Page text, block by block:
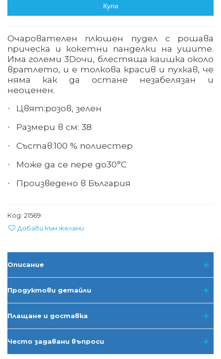
Купи
Очарователен плюшен пудел с рошава
прическа и кокетни панделки на ушите.
Има големи 3Dочи, блестяща каишка около
вратлето, и е толкова красив и пухкав, че
няма как да остане незабелязан и
неоценен.
· Цвят:розов, зелен
· Размери в см: 38
· Състав:100 % полиестер
· Може да се пере до30°С
· Произведено в България
Код: 21569
Добави към желани
Описание
Продуктови детайли
Плащане и доставка
Често задавани въпроси